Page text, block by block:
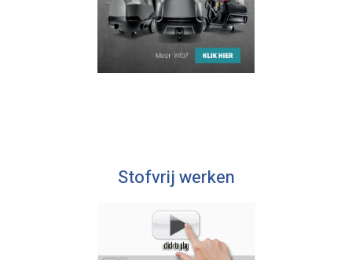
Stofvrij werken